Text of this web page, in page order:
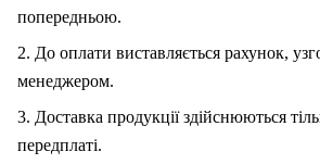
попередньою.
2. До оплати виставляється рахунок,
менеджером.
3. Доставка продукції здійснюються
передплаті.